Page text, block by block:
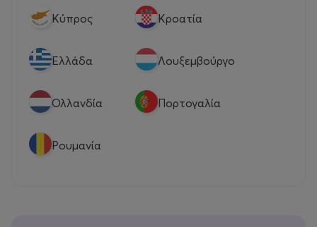
Κύπρος Κροατία
Eλλάδα Λουξεμβούργο
Ολλανδία Πορτογαλία
Ρουμανία